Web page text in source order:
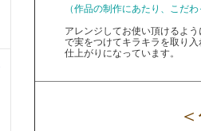
（作品の制作にあたり、こだ
アレンジしてお使い頂けるよ
で実をつけてキラキラを取り
仕上がりになっています。
＜作